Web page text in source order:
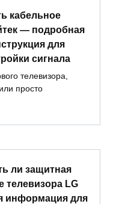
кабельное
— подробная
для
сигнала
телевизора,
просто
ли защитная
телевизора LG
информация для